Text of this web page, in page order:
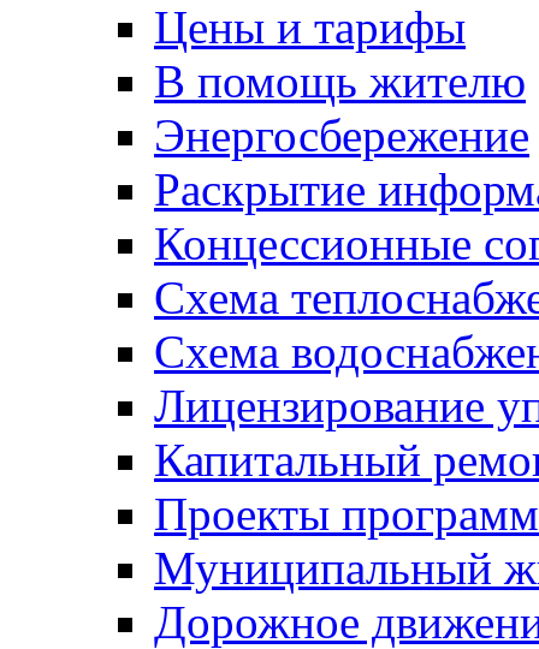
Цены и тарифы
В помощь жителю
Энергосбережение
Раскрытие
Концессионные
Схема
Схема
Лицензирование
Капитальный
Проекты программ
Муниципальный
Дорожное